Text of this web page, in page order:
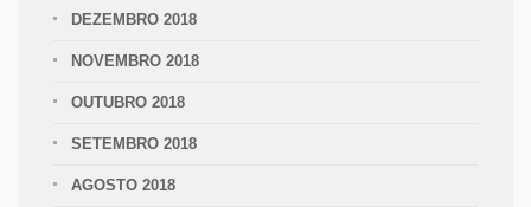
DEZEMBRO 2018
NOVEMBRO 2018
OUTUBRO 2018
SETEMBRO 2018
AGOSTO 2018